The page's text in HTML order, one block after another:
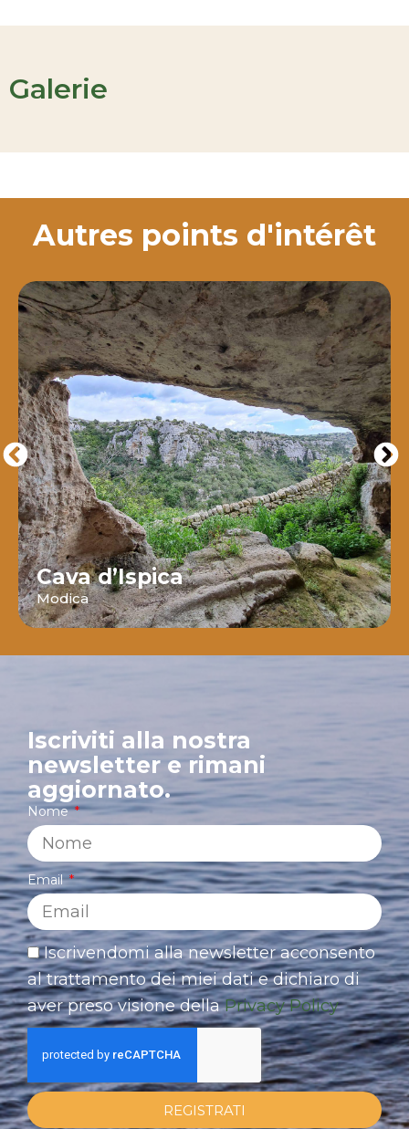
Galerie
Autres points d'intérêt
Cava d’Ispica
Modica
Iscriviti alla nostra
newsletter e rimani
aggiornato.
Nome
Email
Iscrivendomi alla newsletter acconsento
al trattamento dei miei dati e dichiaro di
aver preso visione dellaPrivacy Policy
REGISTRATI